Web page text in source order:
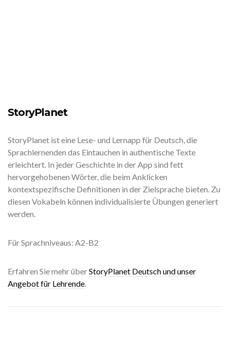
StoryPlanet
StoryPlanet ist eine Lese- und Lernapp für Deutsch, die
Sprachlernenden das Eintauchen in authentische Texte
erleichtert. In jeder Geschichte in der App sind fett
hervorgehobenen Wörter, die beim Anklicken
kontextspezifische Definitionen in der Zielsprache bieten. Zu
diesen Vokabeln können individualisierte Übungen generiert
werden.
Für Sprachniveaus: A2-B2
Erfahren Sie mehr überStoryPlanet Deutsch und unser
Angebot für Lehrende.